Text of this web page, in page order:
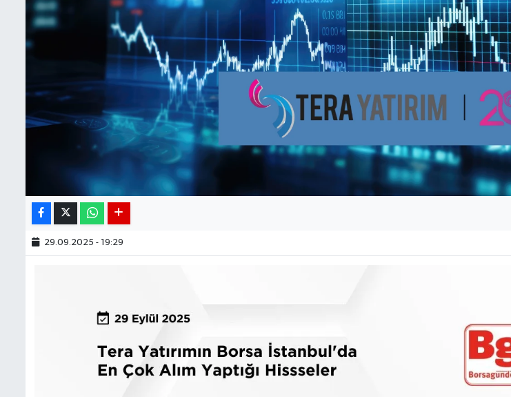
29.09.2025 - 19:29